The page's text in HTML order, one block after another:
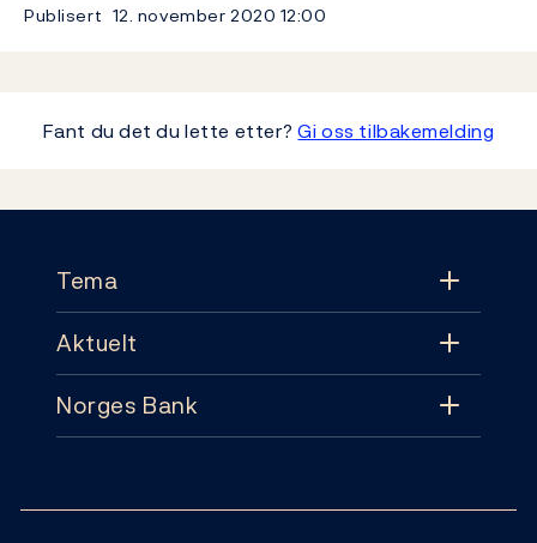
Publisert 12. november 2020 12:00
Fant du det du lette etter?Gi oss tilbakemelding
Tema
Tema
Pengepolitikk
Aktuelt
Aktuelt
Norges Bank